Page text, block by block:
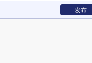
发布